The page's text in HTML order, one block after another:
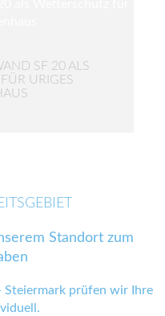
SF 20 ALS
URIGES
Standort zum
Steiermark prüfen wir Ihre